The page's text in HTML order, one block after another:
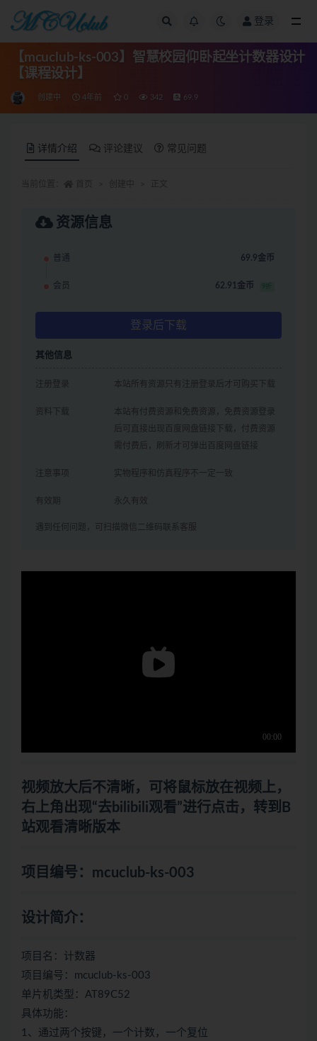
登录
【mcuclub-ks-003】智慧校园仰卧起坐计数器设计
【课程设计】
创建中 4年前 0 342 69.9
详情介绍 评论建议 常见问题
资源信息
普通 69.9金币
会员 62.91金币 9折
登录后下载
其他信息
注册登录 本站所有资源只有注册登录后才可购买下载
资料下载
本站有付费资源和免费资源，免费资源登录
后可直接出现百度网盘链接下载，付费资源
需付费后，刷新才可弹出百度网盘链接
注意事项 实物程序和仿真程序不一定一致
有效期 永久有效
遇到任何问题，可扫描微信二维码联系客服
视频放大后不清晰，可将鼠标放在视频上，
右上角出现“去bilibili观看”进行点击，转到B
站观看清晰版本
项目编号：mcuclub-ks-003
设计简介：
项目名：计数器
项目编号：mcuclub-ks-003
单片机类型：AT89C52
具体功能：
1、通过两个按键，一个计数，一个复位